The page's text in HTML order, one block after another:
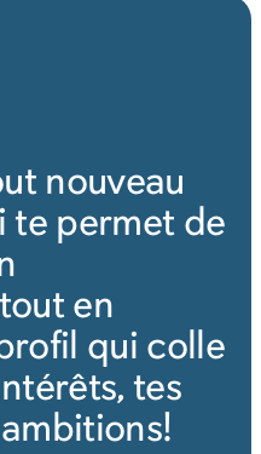
nouveau
te permet de
en
qui colle
tes